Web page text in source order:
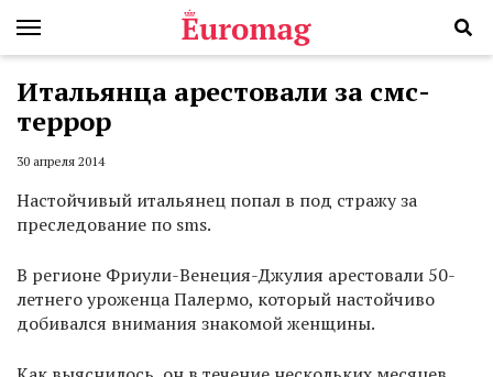
Итальянца арестовали за смс-
террор
30 апреля 2014
Настойчивый итальянец попал в под стражу за
преследование по sms.
В регионе Фриули-Венеция-Джулия арестовали 50-
летнего уроженца Палермо, который настойчиво
добивался внимания знакомой женщины.